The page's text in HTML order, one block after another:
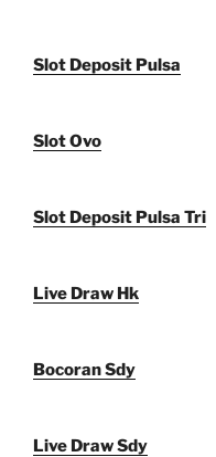
Slot Deposit Pulsa
Slot Ovo
Slot Deposit Pulsa Tri
Live Draw Hk
Bocoran Sdy
Live Draw Sdy